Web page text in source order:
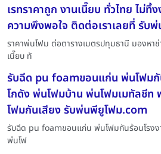
เรทราคาถูก งานเนี๊ยบ ทั่วไทย ไม่ทิ้
ความพึงพอใจ ติดต่อเราเลยที่ รับ
ราคาพ่นโฟม ต่อตารางเมตรปทุมธานี มองหา
เนี๊ยบ ทั
รับฉีด pu foamขอนแก่น พ่นโฟมกั
โกดัง พ่นโฟมบ้าน พ่นโฟมเมทัลชีท
โฟมกันเสียง รับพ่นพียูโฟม.com
รับฉีด pu foamขอนแก่น พ่นโฟมกันร้อนโรง
พ่นโฟ